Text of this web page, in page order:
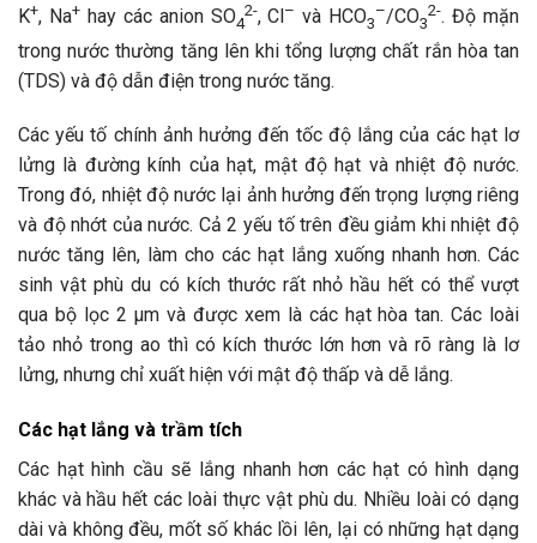
K+, Na+hay các anion SO4
2-, Cl – và HCO3
–/CO3
2-. Độ mặn
trong nước thường tăng lên khi tổng lượng chất rắn hòa tan
(TDS) và độ dẫn điện trong nước tăng.
Các yếu tố chính ảnh hưởng đến tốc độ lắng của các hạt lơ
lửng là đường kính của hạt, mật độ hạt và nhiệt độ nước.
Trong đó, nhiệt độ nước lại ảnh hưởng đến trọng lượng riêng
và độ nhớt của nước. Cả 2 yếu tố trên đều giảm khi nhiệt độ
nước tăng lên, làm cho các hạt lắng xuống nhanh hơn. Các
sinh vật phù du có kích thước rất nhỏ hầu hết có thể vượt
qua bộ lọc 2 μm và được xem là các hạt hòa tan. Các loài
tảo nhỏ trong ao thì có kích thước lớn hơn và rõ ràng là lơ
lửng, nhưng chỉ xuất hiện với mật độ thấp và dễ lắng.
Các hạt lắng và trầm tích
Các hạt hình cầu sẽ lắng nhanh hơn các hạt có hình dạng
khác và hầu hết các loài thực vật phù du. Nhiều loài có dạng
dài và không đều, mốt số khác lồi lên, lại có những hạt dạng